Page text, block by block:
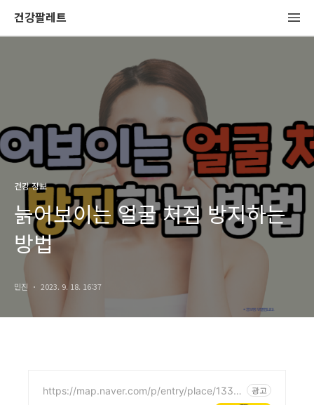
건강팔레트
건강 정보
늙어보이는 얼굴 처짐 방지하는
방법
민진 2023. 9. 18. 16:37
https://map.naver.com/p/entry/place/1332
광고